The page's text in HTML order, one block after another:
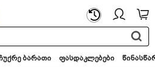
ბარათი ფასდაკლებები